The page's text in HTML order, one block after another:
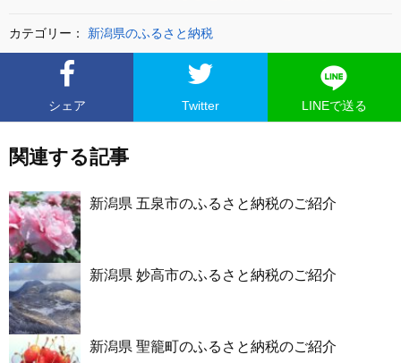
カテゴリー： 新潟県のふるさと納税
シェア Twitter LINEで送る
関連する記事
新潟県 五泉市のふるさと納税のご紹介
新潟県 妙高市のふるさと納税のご紹介
新潟県 聖籠町のふるさと納税のご紹介